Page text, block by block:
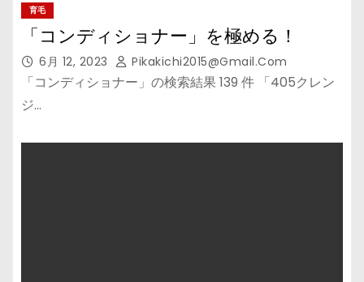
育毛
「コンディショナー」を極める！
6月 12, 2023 Pikakichi2015@gmail.com
「コンディショナー」の検索結果 139 件 「405クレン
ジ…